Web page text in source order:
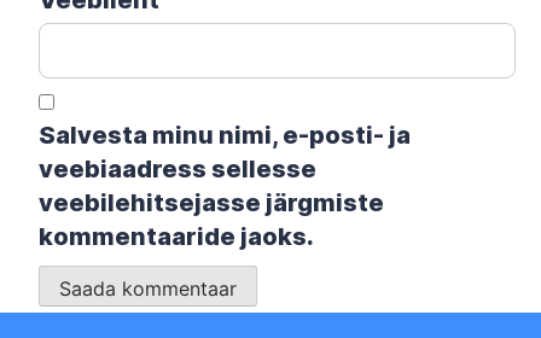
Salvesta minu nimi, e-posti- ja
veebiaadress sellesse
veebilehitsejasse järgmiste
kommentaaride jaoks.